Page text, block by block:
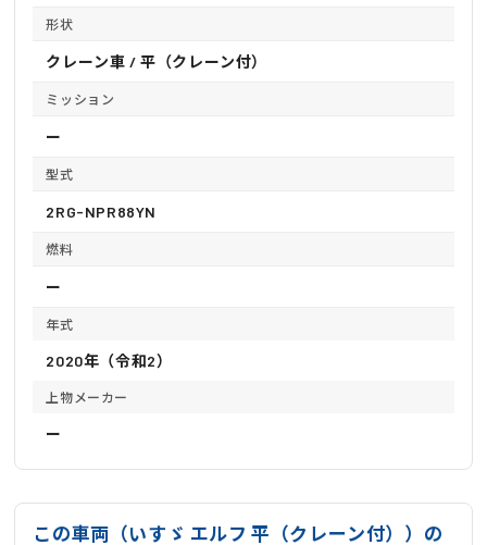
形状
クレーン車 / 平（クレーン付）
ミッション
ー
型式
2RG-NPR88YN
燃料
ー
年式
2020年（令和2）
上物メーカー
ー
この車両（いすゞ エルフ 平（クレーン付））の